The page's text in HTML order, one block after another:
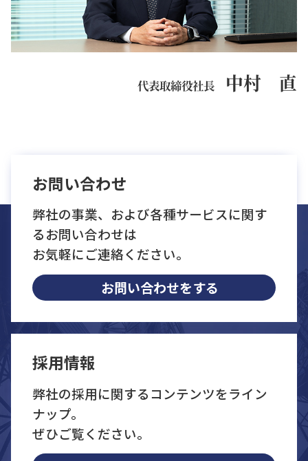
代表取締役社長 中村 直
お問い合わせ
弊社の事業、および各種サービスに関す
るお問い合わせは
お気軽にご連絡ください。
お問い合わせをする
採用情報
弊社の採用に関するコンテンツをライン
ナップ。
ぜひご覧ください。